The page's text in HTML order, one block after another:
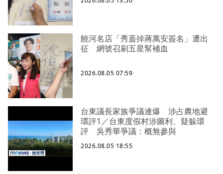
饒河名店「秀蓋掉蔣萬安簽名」遭出
征 網號召刷五星幫補血
2026.08.05 07:59
台東議長家族爭議連爆 涉占農地避
環評1／台東度假村涉圖利、疑躲環
評 吳秀華爭議：概無參與
2026.08.05 18:55